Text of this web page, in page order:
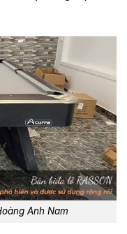
Anh Nam